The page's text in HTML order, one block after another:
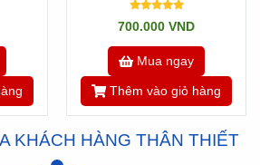
Đẹp
700.000 VND
Mua ngay
Thêm vào giỏ hàng
KHÁCH HÀNG THÂN THIẾT